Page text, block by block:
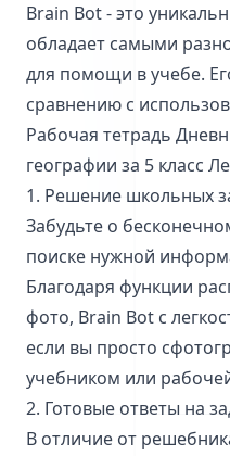
Brain Bot - это
обладает самыми
для помощи в учебе.
сравнению с
Рабочая тетрадь
географии за 5 класс
1. Решение школьных
Забудьте о
поиске нужной
Благодаря функции
фото, Brain Bot с
если вы просто
учебником или
2. Готовые ответы на
В отличие от